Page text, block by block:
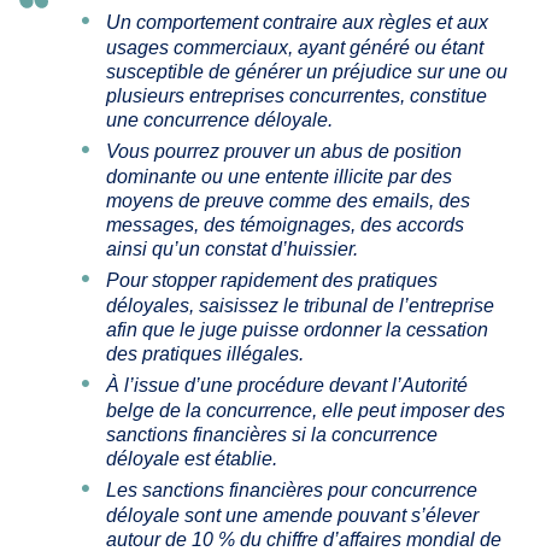
Un comportement contraire aux règles et aux
usages commerciaux, ayant généré ou étant
susceptible de générer un préjudice sur une ou
plusieurs entreprises concurrentes, constitue
une concurrence déloyale.
Vous pourrez prouver un abus de position
dominante ou une entente illicite par des
moyens de preuve comme des emails, des
messages, des témoignages, des accords
ainsi qu’un constat d’huissier.
Pour stopper rapidement des pratiques
déloyales, saisissez le tribunal de l’entreprise
afin que le juge puisse ordonner la cessation
des pratiques illégales.
À l’issue d’une procédure devant l’Autorité
belge de la concurrence, elle peut imposer des
sanctions financières si la concurrence
déloyale est établie.
Les sanctions financières pour concurrence
déloyale sont une amende pouvant s’élever
autour de 10 % du chiffre d’affaires mondial de